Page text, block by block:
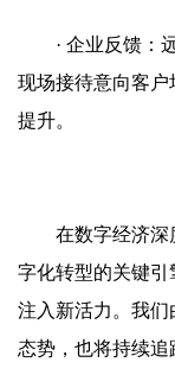
· 企业反馈：
现场接待意向客户
提升。
在数字经济深
字化转型的关键
注入新活力。我
态势，也将持续